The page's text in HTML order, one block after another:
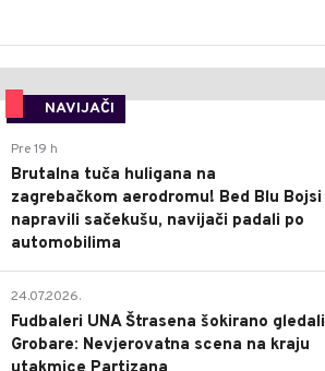
NAVIJAČI
Pre 19 h
Brutalna tuča huligana na
zagrebačkom aerodromu! Bed Blu Bojsi
napravili sačekušu, navijači padali po
automobilima
24.07.2026.
Fudbaleri UNA Štrasena šokirano gledali
Grobare: Nevjerovatna scena na kraju